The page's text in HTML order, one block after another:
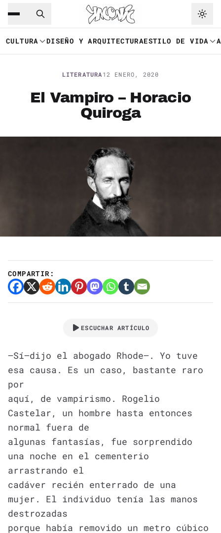
Saltar al contenido principal
CULTURA DISEÑO Y ARQUITECTURAESTILO DE VIDA
LITERATURA12 ENERO, 2020
El Vampiro – Horacio
Quiroga
COMPARTIR:
ESCUCHAR ARTÍCULO
—Sí—dijo el abogado Rhode—. Yo tuve
esa causa. Es un caso, bastante raro
por
aquí, de vampirismo. Rogelio
Castelar, un hombre hasta entonces
normal fuera de
algunas fantasías, fue sorprendido
una noche en el cementerio
arrastrando el
cadáver recién enterrado de una
mujer. El individuo tenía las manos
destrozadas
porque había removido un metro cúbico